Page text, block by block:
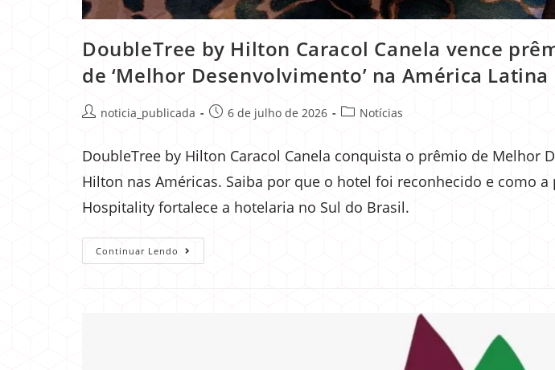
DoubleTree by Hilton Caracol Canela vence
de ‘Melhor Desenvolvimento’ na América Latina
noticia_publicada 6 de julho de 2026 Notícias
DoubleTree by Hilton Caracol Canela conquista o prêmio de Melhor
Hilton nas Américas. Saiba por que o hotel foi reconhecido e como a
Hospitality fortalece a hotelaria no Sul do Brasil.
Continuar Lendo